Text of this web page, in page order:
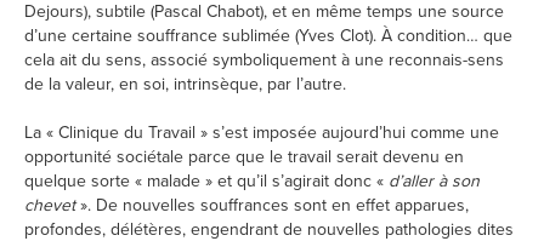
Dejours), subtile (Pascal Chabot), et en même temps une source
d’une certaine souffrance sublimée (Yves Clot). À condition… que
cela ait du sens, associé symboliquement à une reconnais-sens
de la valeur, en soi, intrinsèque, par l’autre.
La « Clinique du Travail » s’est imposée aujourd’hui comme une
opportunité sociétale parce que le travail serait devenu en
quelque sorte « malade » et qu’il s’agirait donc « d’aller à son
chevet». De nouvelles souffrances sont en effet apparues,
profondes, délétères, engendrant de nouvelles pathologies dites